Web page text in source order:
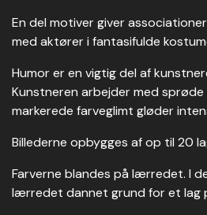
En del motiver giver
med aktører i fantasifulde
Humor er en vigtig del af
Kunstneren arbejder med sprøde
markerede farveglimt gløder
Billederne opbygges af op til 20
Farverne blandes på lærredet. I
lærredet dannet grund for et lag